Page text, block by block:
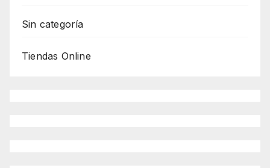
Sin categoría
Tiendas Online